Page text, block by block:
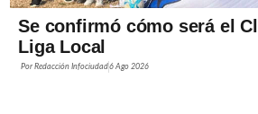
Se confirmó cómo será el
Liga Local
PorRedacción Infociudad6 Ago 2026